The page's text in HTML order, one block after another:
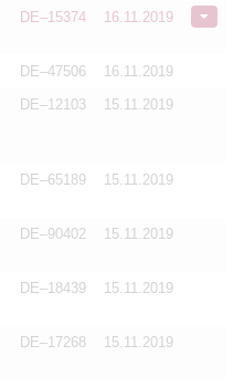
DE–15374 16.11.2019
DE–47506
16.11.2019
DE–12103 15.11.2019
DE–65189 15.11.2019
DE–90402 15.11.2019
DE–18439 15.11.2019
DE–17268 15.11.2019